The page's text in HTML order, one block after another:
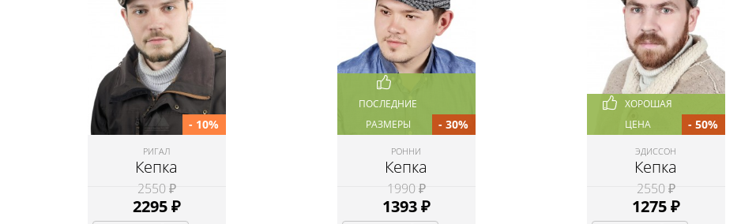
РИГАЛ
Кепка
2550 ₽
2295₽
- 10%
ПОСЛЕДНИЕ
РАЗМЕРЫ
РОННИ
Кепка
1990 ₽
1393₽
- 30%
ХОРОШАЯ
ЦЕНА
ЭДИССОН
Кепка
2550 ₽
1275₽
- 50%